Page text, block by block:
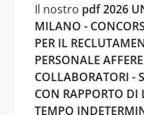
Il nostro pdf 2026
MILANO -
PER IL
PERSONALE
COLLABORATORI -
CON RAPPORTO
TEMPO